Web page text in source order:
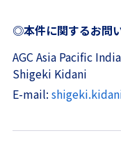
◎本件に関するお問
AGC Asia Pacific
Shigeki Kidani
E-mail: